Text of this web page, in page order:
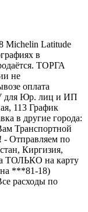
Michelin Latitude
в
ТОРГА
не
оплата
для Юр. лиц и ИП
113 График
в другие города:
Транспортной
- Отправляем по
Киргизия,
ТОЛЬКО на карту
***81-18)
расходы по